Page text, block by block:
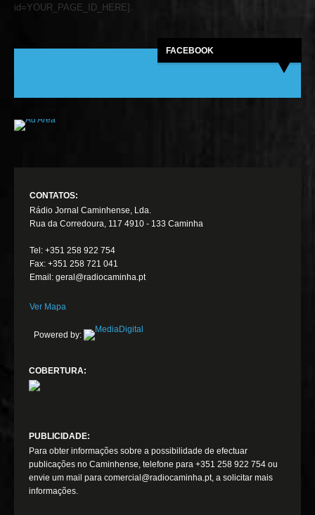
id=YOUR_PAGE_ID_HERE].
FACEBOOK
CONTATOS:
Rádio Jornal Caminhense, Lda.
Rua da Corredoura, 117 4910 - 133 Caminha
Tel: +351 258 922 754
Fax: +351 258 721 041
Email: geral@radiocaminha.pt
Ver Mapa
Powered by:
COBERTURA:
PUBLICIDADE:
Para obter informações sobre a possibilidade de efectuar
publicações no Caminhense, telefone para +351 258 922 754 ou
envie um mail para comercial@radiocaminha.pt, a solicitar mais
informações.